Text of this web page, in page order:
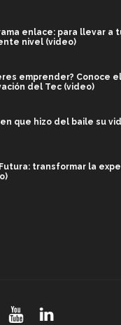
enlace: para llevar a
nivel (video)
emprender? Conoce
del Tec (video)
que hizo del baile su
transformar la
(video)